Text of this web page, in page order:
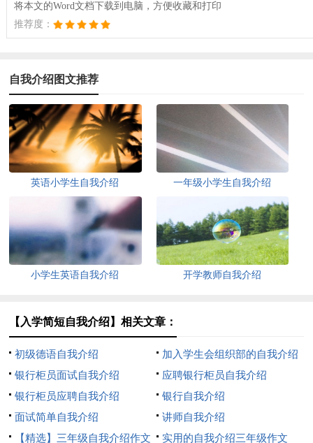
将本文的Word文档下载到电脑，方便收藏和打印
推荐度：
自我介绍图文推荐
英语小学生自我介绍 一年级小学生自我介绍
小学生英语自我介绍 开学教师自我介绍
【入学简短自我介绍】相关文章：
初级德语自我介绍
加入学生会组织部的自我介绍
银行柜员面试自我介绍
应聘银行柜员自我介绍
银行柜员应聘自我介绍
银行自我介绍
面试简单自我介绍
讲师自我介绍
【精选】三年级自我介绍作文
实用的自我介绍三年级作文